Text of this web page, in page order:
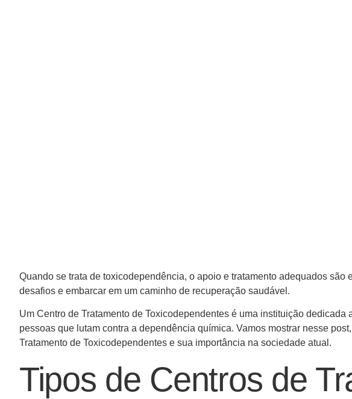
Quando se trata de toxicodependência, o apoio e tratamento adequados
desafios e embarcar em um caminho de recuperação saudável.
Um Centro de Tratamento de Toxicodependentes é uma instituição
pessoas que lutam contra a dependência química. Vamos mostrar nesse
Tratamento de Toxicodependentes e sua importância na sociedade atual.
Tipos de Centros de